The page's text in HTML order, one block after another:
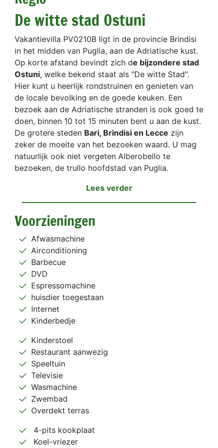
De witte stad Ostuni
Vakantievilla PV0210B ligt in de provincie Brindisi
in het midden van Puglia, aan de Adriatische kust.
Op korte afstand bevindt zich de bijzondere stad
Ostuni, welke bekend staat als "De witte Stad".
Hier kunt u heerlijk rondstruinen en genieten van
de locale bevolking en de goede keuken. Een
bezoek aan de Adriatische stranden is ook goed te
doen, binnen 10 tot 15 minuten bent u aan de kust.
De grotere steden Bari, Brindisi en Lecce zijn
zeker de moeite van het bezoeken waard. U mag
natuurlijk ook niet vergeten Alberobello te
bezoeken, de trullo hoofdstad van Puglia.
Lees verder
Voorzieningen
Afwasmachine
Airconditioning
Barbecue
DVD
Espressomachine
huisdier toegestaan
Internet
Kinderbedje
Kinderstoel
Restaurant aanwezig
Speeltuin
Televisie
Wasmachine
Zwembad
Overdekt terras
4-pits kookplaat
Koel-vriezer